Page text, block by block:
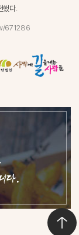
했다.
671286